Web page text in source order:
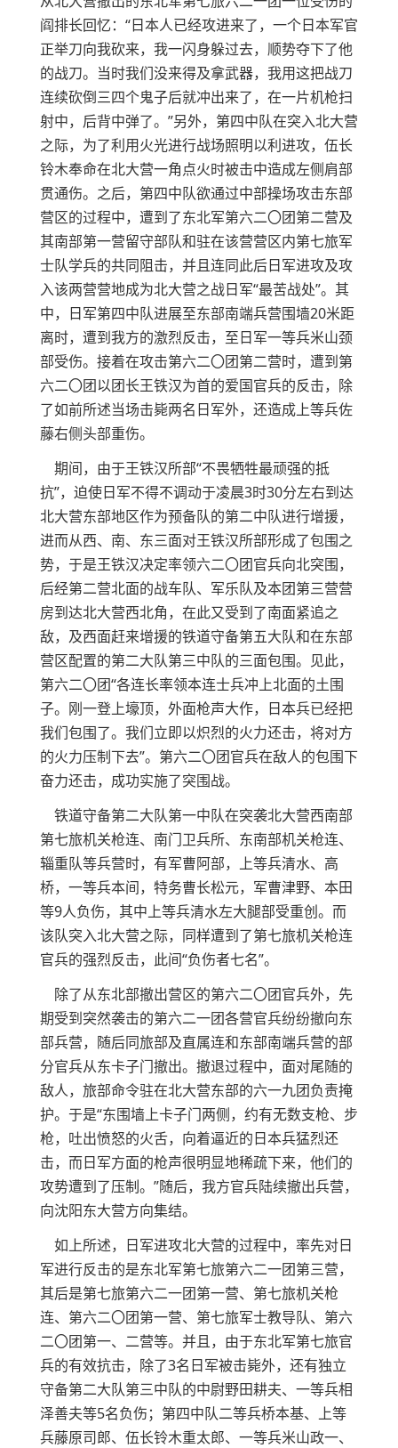
阎排长回忆：“日本人已经攻进来了，一个日本军官
正举刀向我砍来，我一闪身躲过去，顺势夺下了他
的战刀。当时我们没来得及拿武器，我用这把战刀
连续砍倒三四个鬼子后就冲出来了，在一片机枪扫
射中，后背中弹了。”另外，第四中队在突入北大营
之际，为了利用火光进行战场照明以利进攻，伍长
铃木奉命在北大营一角点火时被击中造成左侧肩部
贯通伤。之后，第四中队欲通过中部操场攻击东部
营区的过程中，遭到了东北军第六二〇团第二营及
其南部第一营留守部队和驻在该营营区内第七旅军
士队学兵的共同阻击，并且连同此后日军进攻及攻
入该两营营地成为北大营之战日军“最苦战处”。其
中，日军第四中队进展至东部南端兵营围墙20米距
离时，遭到我方的激烈反击，至日军一等兵米山颈
部受伤。接着在攻击第六二〇团第二营时，遭到第
六二〇团以团长王铁汉为首的爱国官兵的反击，除
了如前所述当场击毙两名日军外，还造成上等兵佐
藤右侧头部重伤。
期间，由于王铁汉所部“不畏牺牲最顽强的抵
抗”，迫使日军不得不调动于凌晨3时30分左右到达
北大营东部地区作为预备队的第二中队进行增援，
进而从西、南、东三面对王铁汉所部形成了包围之
势，于是王铁汉决定率领六二〇团官兵向北突围，
后经第二营北面的战车队、军乐队及本团第三营营
房到达北大营西北角，在此又受到了南面紧追之
敌，及西面赶来增援的铁道守备第五大队和在东部
营区配置的第二大队第三中队的三面包围。见此，
第六二〇团“各连长率领本连士兵冲上北面的土围
子。刚一登上壕顶，外面枪声大作，日本兵已经把
我们包围了。我们立即以炽烈的火力还击，将对方
的火力压制下去”。第六二〇团官兵在敌人的包围下
奋力还击，成功实施了突围战。
铁道守备第二大队第一中队在突袭北大营西南部
第七旅机关枪连、南门卫兵所、东南部机关枪连、
辎重队等兵营时，有军曹阿部，上等兵清水、高
桥，一等兵本间，特务曹长松元，军曹津野、本田
等9人负伤，其中上等兵清水左大腿部受重创。而
该队突入北大营之际，同样遭到了第七旅机关枪连
官兵的强烈反击，此间“负伤者七名”。
除了从东北部撤出营区的第六二〇团官兵外，先
期受到突然袭击的第六二一团各营官兵纷纷撤向东
部兵营，随后同旅部及直属连和东部南端兵营的部
分官兵从东卡子门撤出。撤退过程中，面对尾随的
敌人，旅部命令驻在北大营东部的六一九团负责掩
护。于是“东围墙上卡子门两侧，约有无数支枪、步
枪，吐出愤怒的火舌，向着逼近的日本兵猛烈还
击，而日军方面的枪声很明显地稀疏下来，他们的
攻势遭到了压制。”随后，我方官兵陆续撤出兵营，
向沈阳东大营方向集结。
如上所述，日军进攻北大营的过程中，率先对日
军进行反击的是东北军第七旅第六二一团第三营，
其后是第七旅第六二一团第一营、第七旅机关枪
连、第六二〇团第一营、第七旅军士教导队、第六
二〇团第一、二营等。并且，由于东北军第七旅官
兵的有效抗击，除了3名日军被击毙外，还有独立
守备第二大队第三中队的中尉野田耕夫、一等兵相
泽善夫等5名负伤；第四中队二等兵桥本基、上等
兵藤原司郎、伍长铃木重太郎、一等兵米山政一、